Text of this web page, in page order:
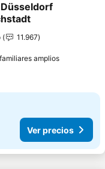
a favoritos
11.967
amplios
Ver precios